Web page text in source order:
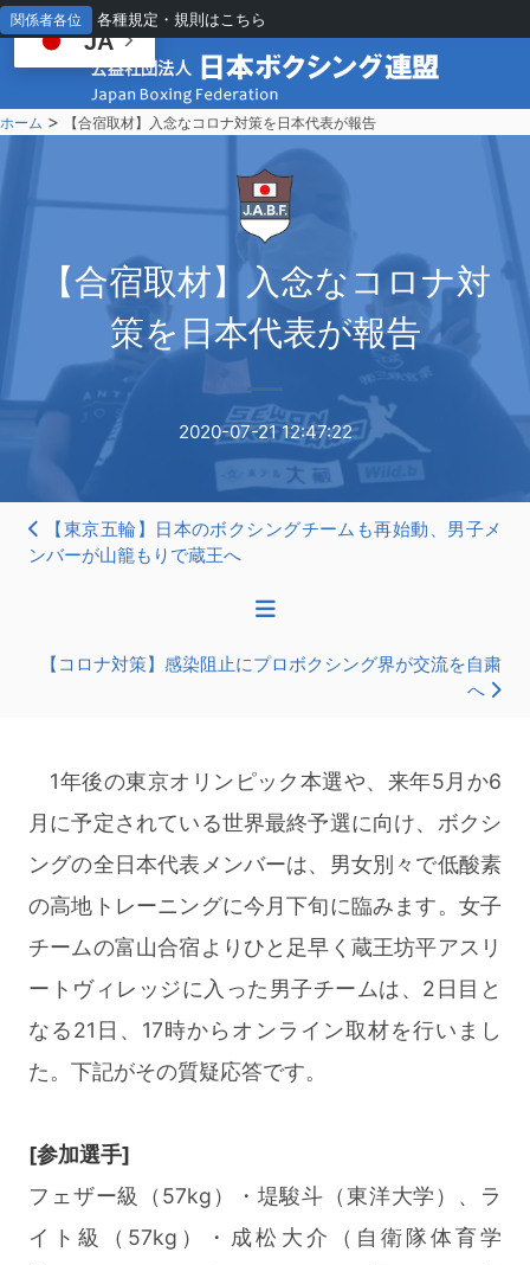
関係者各位 各種規定・規則はこちら
ホーム > 【合宿取材】入念なコロナ対策を日本代表が報告
【合宿取材】入念なコロナ対
策を日本代表が報告
2020-07-21 12:47:22
【東京五輪】日本のボクシングチームも再始動、男子メ
ンバーが山籠もりで蔵王へ
【コロナ対策】感染阻止にプロボクシング界が交流を自粛
へ
1年後の東京オリンピック本選や、来年5月か6
月に予定されている世界最終予選に向け、ボクシ
ングの全日本代表メンバーは、男女別々で低酸素
の高地トレーニングに今月下旬に臨みます。女子
チームの富山合宿よりひと足早く蔵王坊平アスリ
ートヴィレッジに入った男子チームは、2日目と
なる21日、17時からオンライン取材を行いまし
た。下記がその質疑応答です。
[参加選手]
フェザー級（57kg）・堤駿斗（東洋大学）、ラ
イト級（57kg）・成松大介（自衛隊体育学
JA